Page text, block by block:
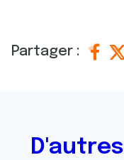
Partager :